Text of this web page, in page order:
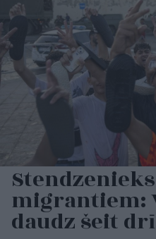
migrantiem:
daudz šeit